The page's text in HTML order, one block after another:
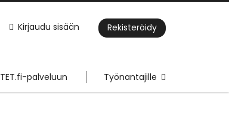
Kirjaudu sisään Rekisteröidy
palveluun Työnantajille